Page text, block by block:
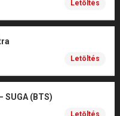
Letöltés
Letöltés
SUGA (BTS)
Letöltés